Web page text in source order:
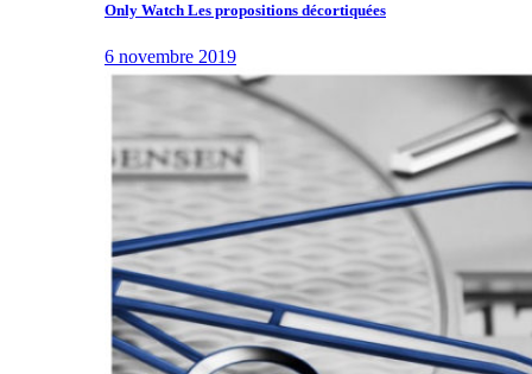
Only Watch Les propositions décortiquées
6 novembre 2019